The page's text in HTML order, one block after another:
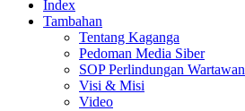
Index
Tambahan
Tentang Kaganga
Pedoman Media Siber
SOP Perlindungan Wartawan
Visi & Misi
Video